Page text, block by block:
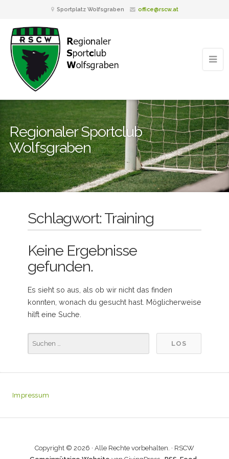
Sportplatz Wolfsgraben office@rscw.at
Regionaler Sportclub
Wolfsgraben
Schlagwort: Training
Keine Ergebnisse
gefunden.
Es sieht so aus, als ob wir nicht das finden
konnten, wonach du gesucht hast. Möglicherweise
hilft eine Suche.
Impressum
Copyright © 2026 · Alle Rechte vorbehalten. · RSCW